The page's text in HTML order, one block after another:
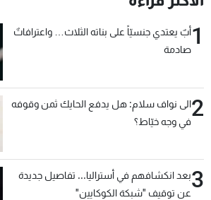
1أبٌ يعتدي جنسيّاً على بناته الثلاث… واعترافاتٌ
صادمة
2الى نواف سلام: هل يدفع الحايك ثمن وقوفه
في وجه خيّاط؟
3بعد انكشافهم في أستراليا... تفاصيل جديدة
عن توقيف "شبكة الكوكايين"